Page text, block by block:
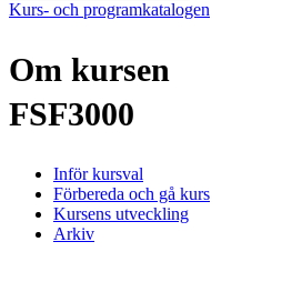
Kurs- och programkatalogen
Om kursen
FSF3000
Inför kursval
Förbereda och gå kurs
Kursens utveckling
Arkiv